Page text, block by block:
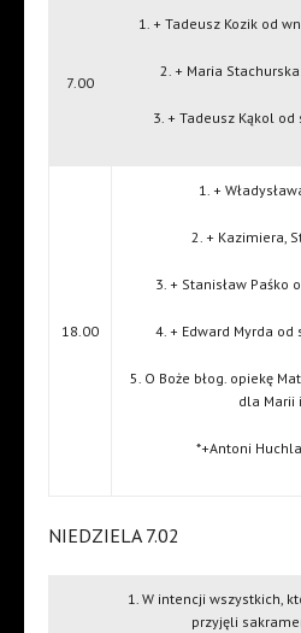
7.00
1. + Tadeusz Kozik od
2. + Maria
3. + Tadeusz Kąkol
18.00
1. +
2. + Kazimiera,
3. + Stanisław Paśko
4. + Edward Myrda od
5. O Boże błog. opiekę
dla Marii
*+Antoni
NIEDZIELA 7.02
1. W intencji wszystkich,
przyjęli